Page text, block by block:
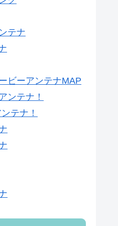
テナ
ビーアンテナMAP
ンテナ！
テナ！